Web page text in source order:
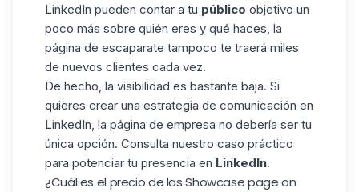
LinkedIn pueden contar a tu público objetivo un
poco más sobre quién eres y qué haces, la
página de escaparate tampoco te traerá miles
de nuevos clientes cada vez.
De hecho, la visibilidad es bastante baja. Si
quieres crear una estrategia de comunicación en
LinkedIn, la página de empresa no debería ser tu
única opción. Consulta nuestro caso práctico
para potenciar tu presencia en LinkedIn.
¿Cuál es el precio de las Showcase page on